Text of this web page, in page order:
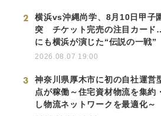
2
横浜vs沖縄尚学、8月10日甲子
突 チケット完売の注目カード
にも横浜が演じた“伝説の一戦”
2026.08.07 19:00
3
神奈川県厚木市に初の自社運営
点が稼働～住宅資材物流を集約
し物流ネットワークを最適化～